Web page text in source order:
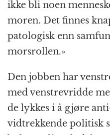
ikke bli noen
moren. Det finnes
patologisk enn
morsrollen.»
Den jobben har
med venstrevridde
de lykkes i å gjøre
vidtrekkende politisk